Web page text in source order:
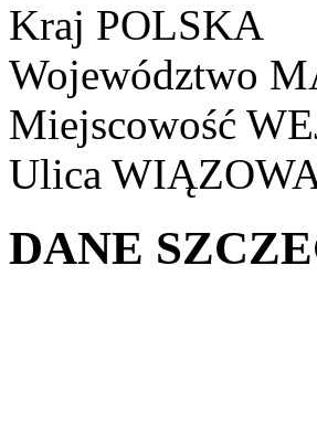
Kraj POLSKA
Województwo
Miejscowość
Ulica
DANE